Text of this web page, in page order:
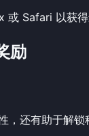
Safari 以获得
励
还有助于解锁